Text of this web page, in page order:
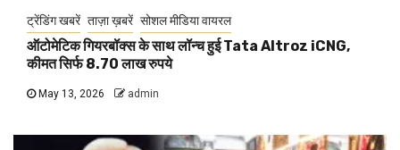
ट्रेंडिंग खबरें ताज़ा ख़बरें सोशल मीडिया वायरल
ऑटोमेटिक गियरबॉक्स के साथ लॉन्च हुई Tata Altroz iCNG,
कीमत सिर्फ 8.70 लाख रुपये
May 13, 2026 admin